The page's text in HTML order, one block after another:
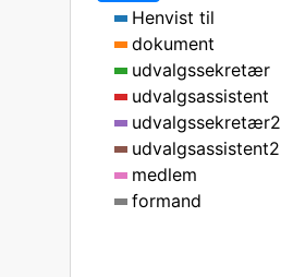
Henvist til
dokument
udvalgssekretær
udvalgsassistent
udvalgssekretær2
udvalgsassistent2
medlem
formand